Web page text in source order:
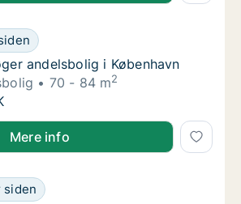
andelsbolig i København
andelsbolig i København
andelsbolig i København
70 - 84 m2
andelsbolig i København
i København
Mere info
søger andelsbolig i København K,
siden